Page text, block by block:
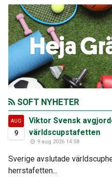
SOFT NYHETER
AUG
9
Viktor Svensk
världscupstafetten
9 aug 2026 14:58
Sverige avslutade
herrstafetten...